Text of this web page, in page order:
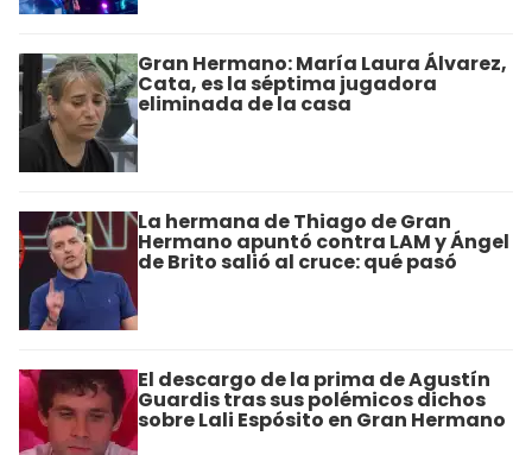
Gran Hermano: María Laura Álvarez,
Cata, es la séptima jugadora
eliminada de la casa
La hermana de Thiago de Gran
Hermano apuntó contra LAM y Ángel
de Brito salió al cruce: qué pasó
El descargo de la prima de Agustín
Guardis tras sus polémicos dichos
sobre Lali Espósito en Gran Hermano